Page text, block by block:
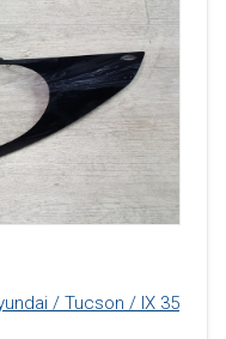
/ Tucson / IX 35